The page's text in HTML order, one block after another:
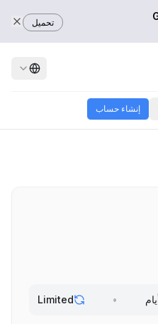
تحميل
إنشاء حساب
•
Limited